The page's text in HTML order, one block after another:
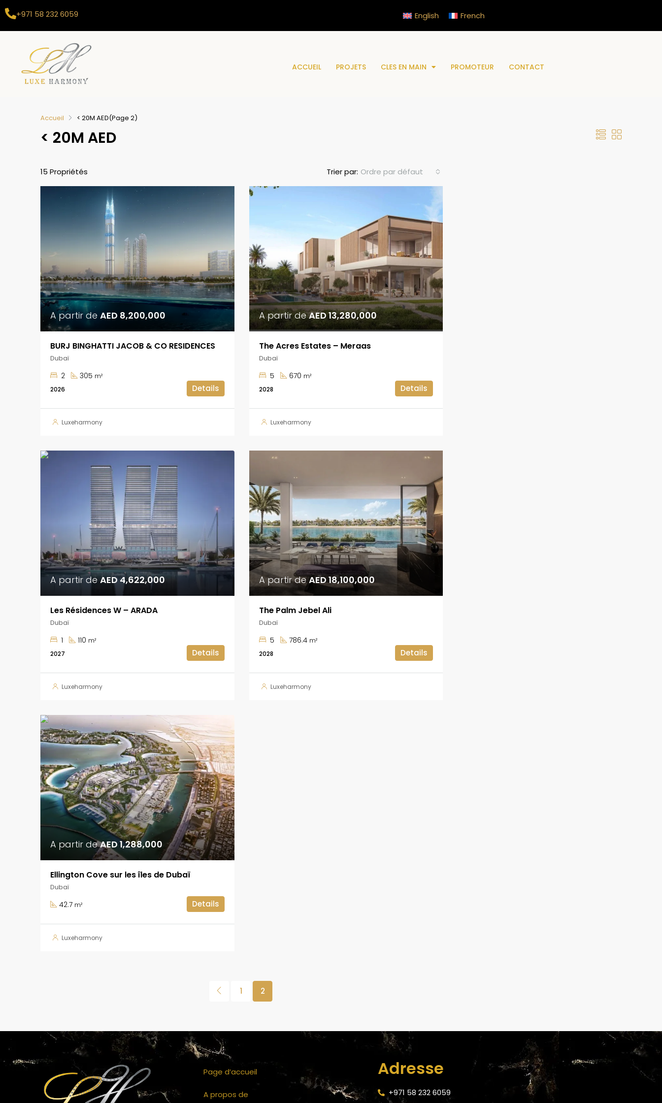
+971 58 232 6059 English French
ACCUEIL PROJETS CLES EN MAIN PROMOTEUR CONTACT
Accueil < 20M AED(Page 2)
< 20M AED
15 Propriétés Trier par: Ordre par défaut
A partir de AED 8,200,000
BURJ BINGHATTI JACOB & CO RESIDENCES
Dubaï
2 305 m²
2026
Details
Luxeharmony
A partir deAED 13,280,000
The Acres Estates – Meraas
Dubaï
5 670 m²
2028
Details
Luxeharmony
A partir deAED 4,622,000
Les Résidences W – ARADA
Dubaï
1 110 m²
2027
Details
Luxeharmony
A partir deAED 18,100,000
The Palm Jebel Ali
Dubaï
5 786.4 m²
2028
Details
Luxeharmony
A partir deAED 1,288,000
Ellington Cove sur les îles de Dubaï
Dubaï
42.7 m² Details
Luxeharmony
1 2
Page d’accueil
A propos de
Adresse
+971 58 232 6059